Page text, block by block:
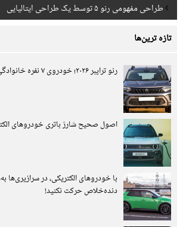
طراحی مفهومی رنو ۵ توسط یک طراحی ایتالیایی
تازه ترین‌ها
رنو ترایبر ۲۰۲۶؛ خودروی ۷ نفره خانوادگی رنو
اصول صحیح شارژ باتری خودروهای
با خودروهای الکتریکی، در سرازیری‌ها
دنده‌خلاص حرکت نکنید!